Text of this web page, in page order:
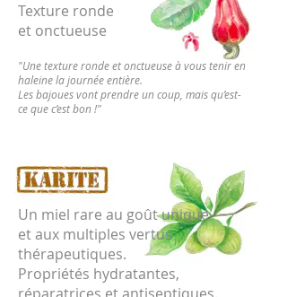
Texture ronde
et onctueuse
"Une texture ronde et onctueuse à vous tenir en
haleine la journée entière.
Les bajoues vont prendre un coup, mais qu’est-
ce que c’est bon !"
Un miel rare au goût unique
et aux multiples vertus
thérapeutiques.
Propriétés hydratantes,